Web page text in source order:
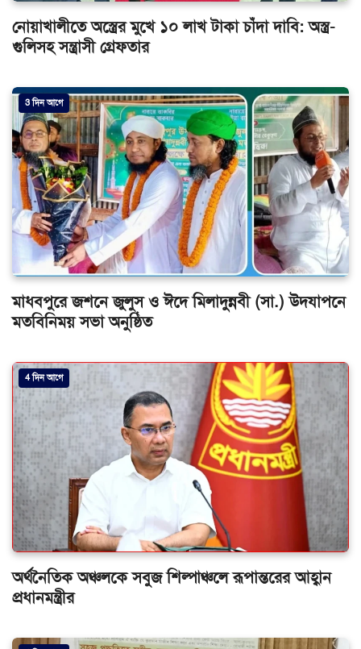
নোয়াখালীতে অস্ত্রের মুখে ১০ লাখ টাকা চাঁদা দাবি: অস্ত্র-
গুলিসহ সন্ত্রাসী গ্রেফতার
3 দিন আগে
মাধবপুরে জশনে জুলুস ও ঈদে মিলাদুন্নবী (সা.) উদযাপনে
মতবিনিময় সভা অনুষ্ঠিত
4 দিন আগে
অর্থনৈতিক অঞ্চলকে সবুজ শিল্পাঞ্চলে রূপান্তরের আহ্বান
প্রধানমন্ত্রীর